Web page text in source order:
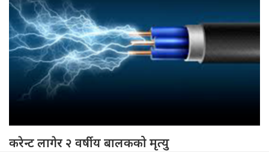
करेन्ट लागेर २ वर्षीय बालकको मृत्यु